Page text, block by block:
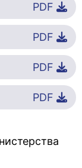
PDF
PDF
PDF
PDF